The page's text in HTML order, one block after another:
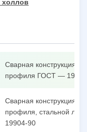
холлов
Сварная конструкция из
профиля ГОСТ —
Сварная конструкция из
профиля, стальной
19904-90